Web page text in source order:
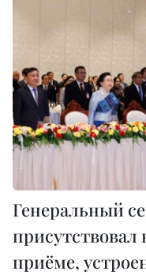
Генеральный
присутствовал
приёме,